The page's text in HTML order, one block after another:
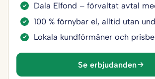
Dala Elfond – förvaltat avtal
100 % förnybar el, alltid utan
Lokala kundförmåner och
Se erbjudanden